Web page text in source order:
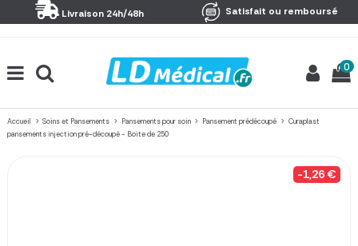
Livraison 24h/48h Satisfait ou remboursé
0
Accueil Soins et Pansements Pansements pour soin Pansement prédécoupé
Curaplast
pansements injection pré-découpé - Boite de 250
-1,26 €
Panneau de gestion des cookies